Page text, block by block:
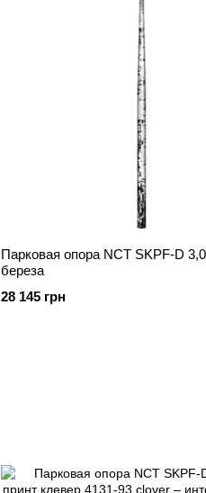
Парковая опора NCT SKPF-D
береза
28 145 грн